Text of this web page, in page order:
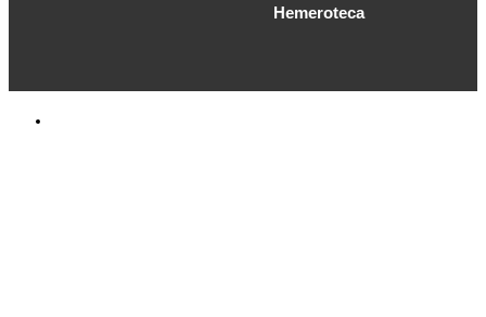
Hemeroteca